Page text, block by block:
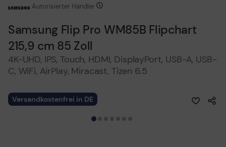
Samsung Flip Pro WM85B Flipchart
215,9 cm 85 Zoll
4K-UHD, IPS, Touch, HDMI, DisplayPort, USB-A, USB-
C, WiFi, AirPlay, Miracast, Tizen 6.5
Autorisierter Händler
Versandkostenfrei in DE